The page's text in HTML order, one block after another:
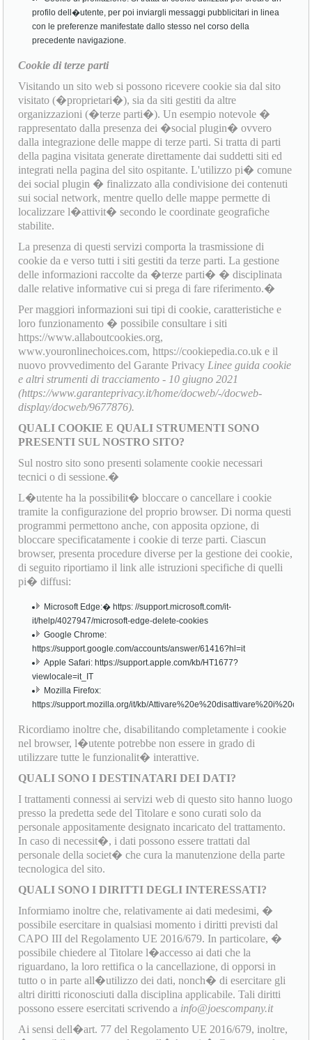
profilo dell�utente, per poi inviargli messaggi pubblicitari in linea
con le preferenze manifestate dallo stesso nel corso della
precedente navigazione.
Cookie di terze parti
Visitando un sito web si possono ricevere cookie sia dal sito
visitato (�proprietari�), sia da siti gestiti da altre
organizzazioni (�terze parti�). Un esempio notevole �
rappresentato dalla presenza dei �social plugin� ovvero
dalla integrazione delle mappe di terze parti. Si tratta di parti
della pagina visitata generate direttamente dai suddetti siti ed
integrati nella pagina del sito ospitante. L'utilizzo pi� comune
dei social plugin � finalizzato alla condivisione dei contenuti
sui social network, mentre quello delle mappe permette di
localizzare l�attivit� secondo le coordinate geografiche
stabilite.
La presenza di questi servizi comporta la trasmissione di
cookie da e verso tutti i siti gestiti da terze parti. La gestione
delle informazioni raccolte da �terze parti� � disciplinata
dalle relative informative cui si prega di fare riferimento.�
Per maggiori informazioni sui tipi di cookie, caratteristiche e
loro funzionamento � possibile consultare i siti
https://www.allaboutcookies.org,
www.youronlinechoices.com, https://cookiepedia.co.uk e il
nuovo provvedimento del Garante Privacy Linee guida cookie
e altri strumenti di tracciamento - 10 giugno 2021
(https://www.garanteprivacy.it/home/docweb/-/docweb-
display/docweb/9677876).
QUALI COOKIE E QUALI STRUMENTI SONO
PRESENTI SUL NOSTRO SITO?
Sul nostro sito sono presenti solamente cookie necessari
tecnici o di sessione.�
L�utente ha la possibilit� bloccare o cancellare i cookie
tramite la configurazione del proprio browser. Di norma questi
programmi permettono anche, con apposita opzione, di
bloccare specificatamente i cookie di terze parti. Ciascun
browser, presenta procedure diverse per la gestione dei cookie,
di seguito riportiamo il link alle istruzioni specifiche di quelli
pi� diffusi:
Microsoft Edge:� https: //support.microsoft.com/it-
it/help/4027947/microsoft-edge-delete-cookies
Google Chrome:
https://support.google.com/accounts/answer/61416?hl=it
Apple Safari: https://support.apple.com/kb/HT1677?
viewlocale=it_IT
Mozilla Firefox:
https://support.mozilla.org/it/kb/
Ricordiamo inoltre che, disabilitando completamente i cookie
nel browser, l�utente potrebbe non essere in grado di
utilizzare tutte le funzionalit� interattive.
QUALI SONO I DESTINATARI DEI DATI?
I trattamenti connessi ai servizi web di questo sito hanno luogo
presso la predetta sede del Titolare e sono curati solo da
personale appositamente designato incaricato del trattamento.
In caso di necessit�, i dati possono essere trattati dal
personale della societ� che cura la manutenzione della parte
tecnologica del sito.
QUALI SONO I DIRITTI DEGLI INTERESSATI?
Informiamo inoltre che, relativamente ai dati medesimi, �
possibile esercitare in qualsiasi momento i diritti previsti dal
CAPO III del Regolamento UE 2016/679. In particolare, �
possibile chiedere al Titolare l�accesso ai dati che la
riguardano, la loro rettifica o la cancellazione, di opporsi in
tutto o in parte all�utilizzo dei dati, nonch� di esercitare gli
altri diritti riconosciuti dalla disciplina applicabile. Tali diritti
possono essere esercitati scrivendo a info@joescompany.it
Ai sensi dell�art. 77 del Regolamento UE 2016/679, inoltre,